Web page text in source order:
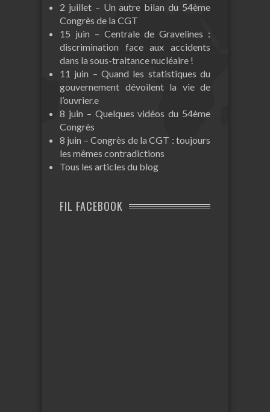
2 juillet – Un autre bilan du 54ème
Congrès de la CGT
15 juin – Centrale de Gravelines :
discrimination face aux accidents
dans la sous-traitance nucléaire !
11 juin – Quand les statistiques du
gouvernement dévoilent la vie de
l’ouvrier.e
8 juin – Quelques vidéos du 54ème
Congrès
8 juin – Congrès de la CGT : toujours
les mêmes contradictions
Tous les articles du blog
FIL FACEBOOK